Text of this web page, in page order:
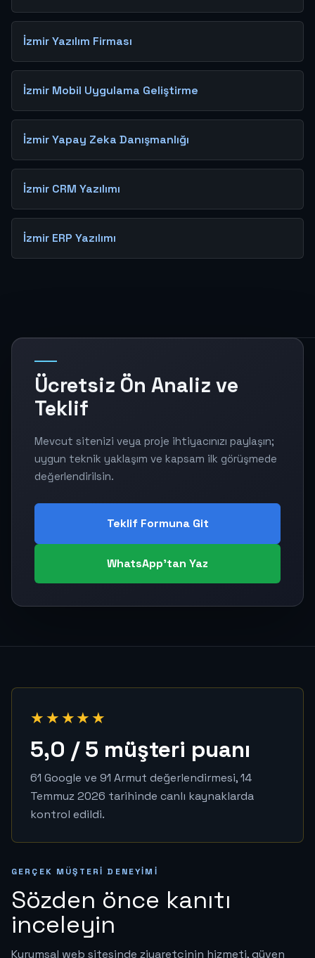
İzmir Yazılım Firması
İzmir Mobil Uygulama Geliştirme
İzmir Yapay Zeka Danışmanlığı
İzmir CRM Yazılımı
İzmir ERP Yazılımı
Ücretsiz Ön Analiz ve
Teklif
Mevcut sitenizi veya proje ihtiyacınızı paylaşın;
uygun teknik yaklaşım ve kapsam ilk görüşmede
değerlendirilsin.
Teklif Formuna Git
WhatsApp'tan Yaz
★★★★★
5,0 / 5 müşteri puanı
61 Google ve 91 Armut değerlendirmesi, 14
Temmuz 2026 tarihinde canlı kaynaklarda
kontrol edildi.
GERÇEK MÜŞTERI DENEYIMI
Sözden önce kanıtı
inceleyin
Kurumsal web sitesinde ziyaretçinin hizmeti, güven